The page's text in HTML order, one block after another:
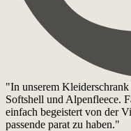
"In unserem
Softshell und Alpenfleece.
einfach begeistert von der
passende parat zu haben."